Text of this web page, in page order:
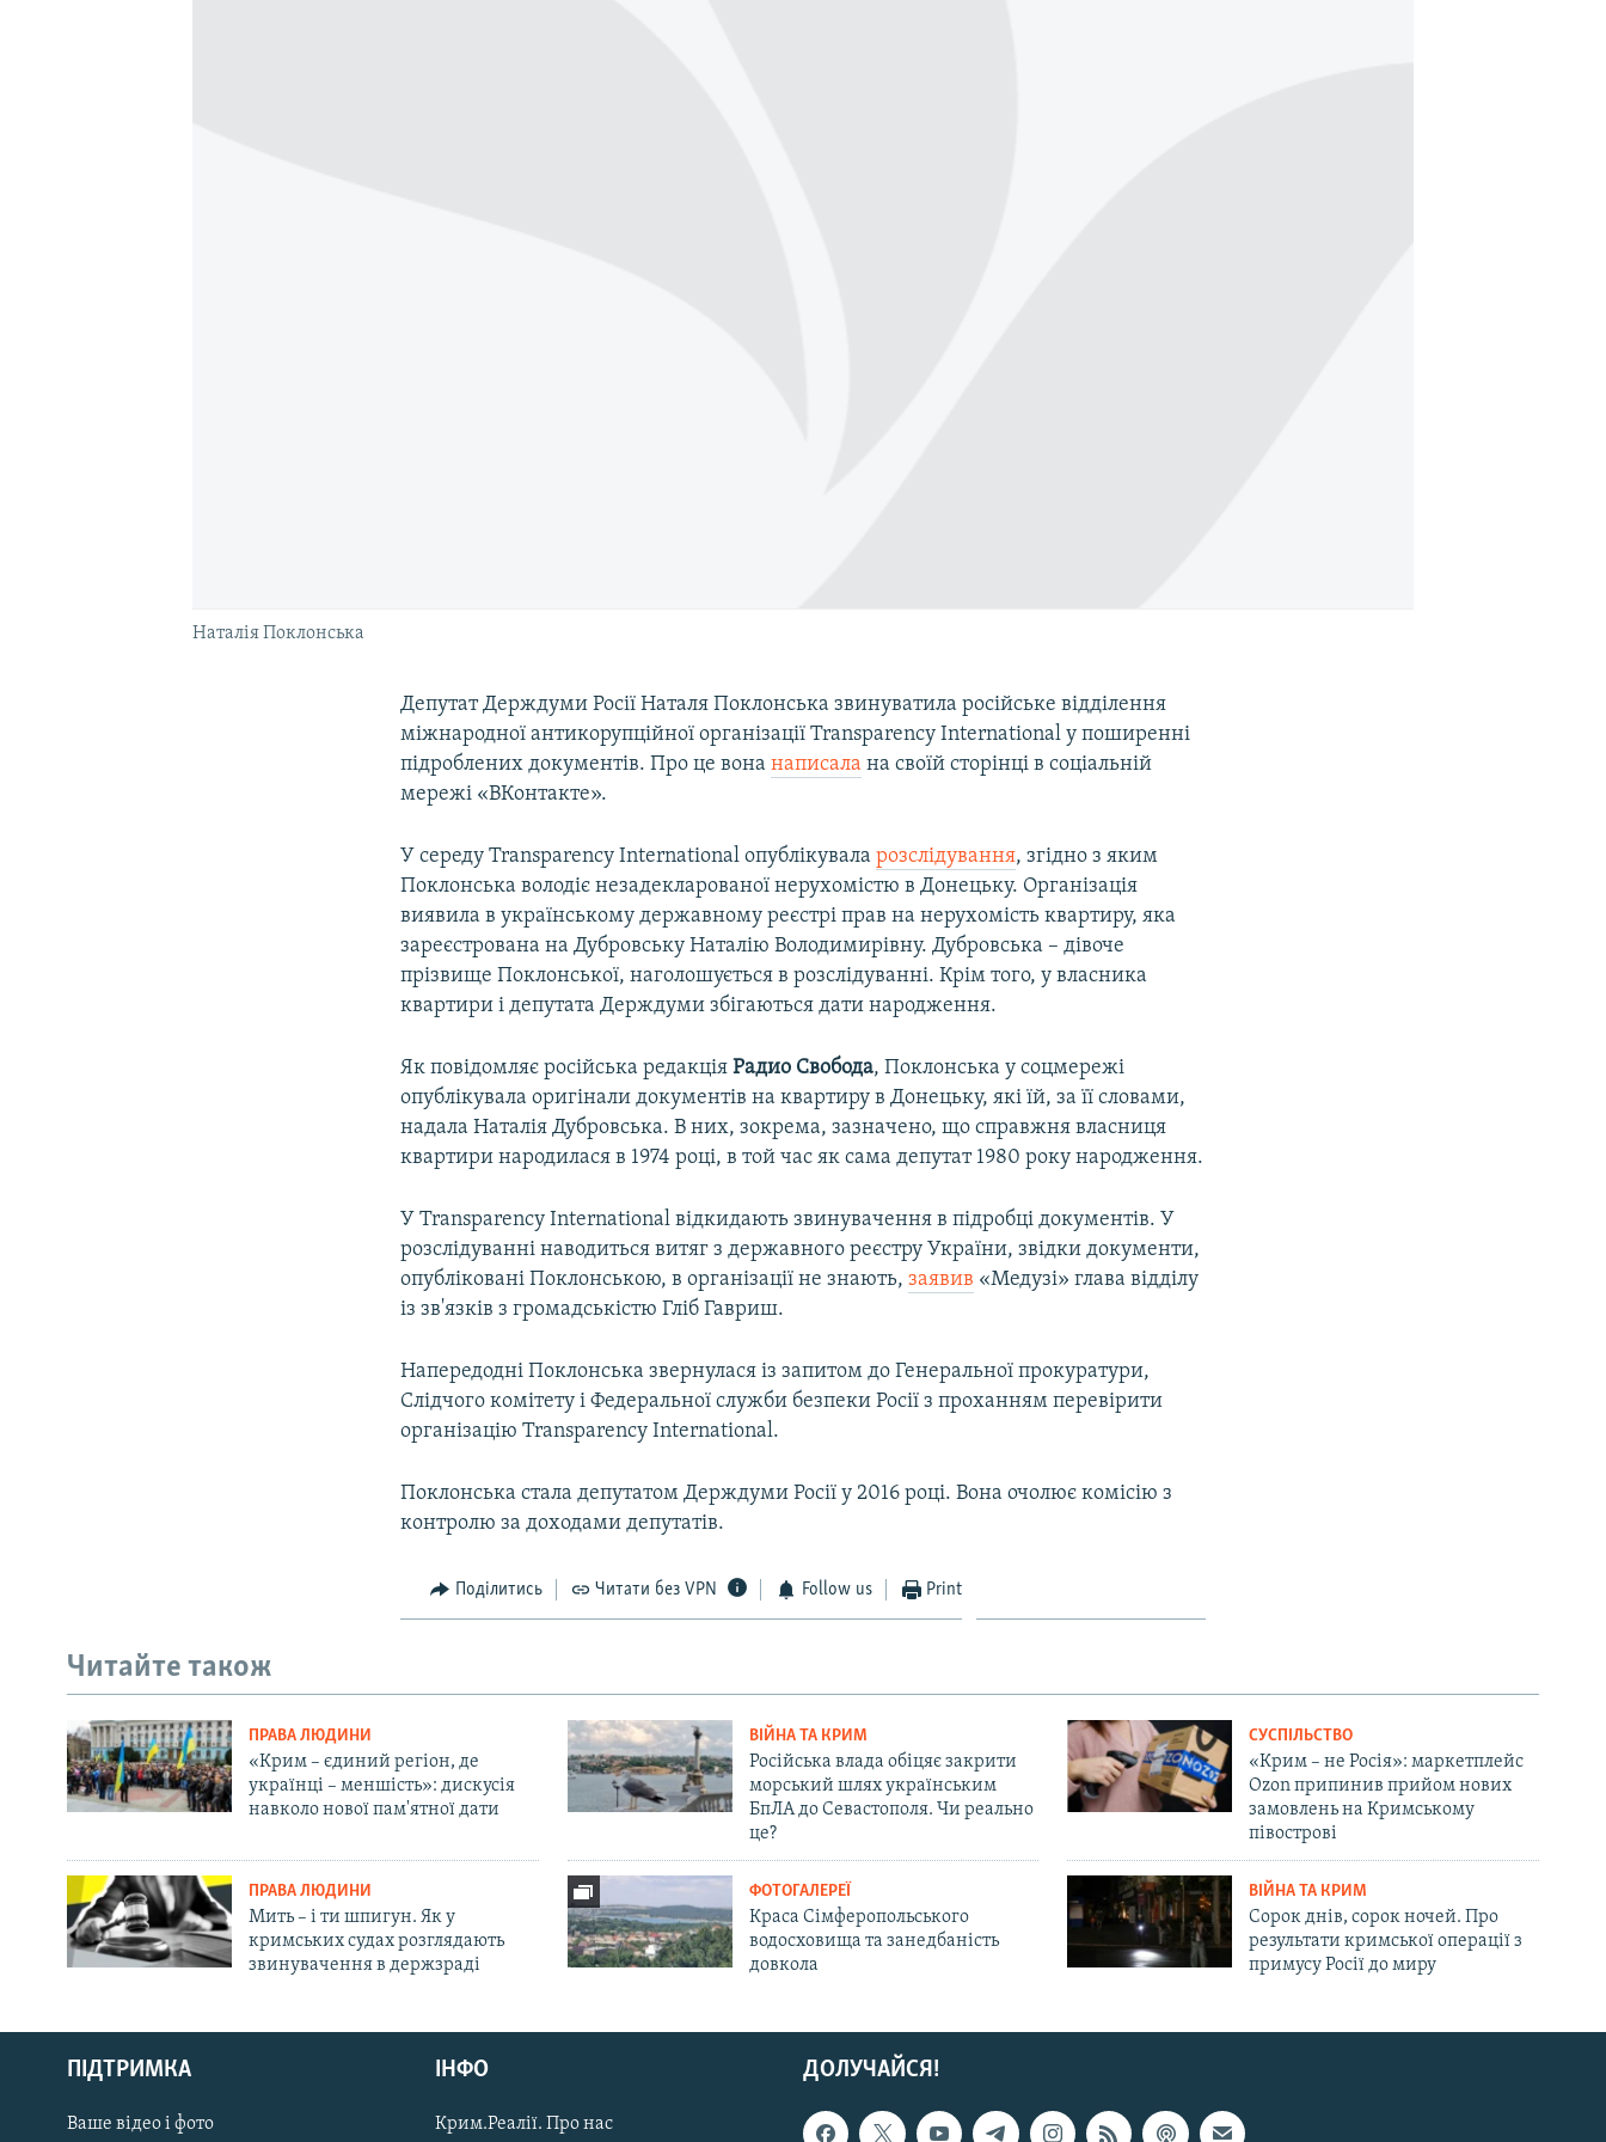
Русский
Qırımtatar
ДОЛУЧАЙСЯ!
Наталія Поклонська
Депутат Держдуми Росії Наталя Поклонська звинуватила російське відділення
міжнародної антикорупційної організації Transparency International у поширенні
підроблених документів. Про це вонанаписала на своїй сторінці в соціальній
мережі «ВКонтакте».
У середу Transparency International опублікуваларозслідування, згідно з яким
Поклонська володіє незадекларованої нерухомістю в Донецьку. Організація
виявила в українському державному реєстрі прав на нерухомість квартиру, яка
зареєстрована на Дубровську Наталію Володимирівну. Дубровська – дівоче
прізвище Поклонської, наголошується в розслідуванні. Крім того, у власника
квартири і депутата Держдуми збігаються дати народження.
Як повідомляє російська редакціяРадио Свобода, Поклонська у соцмережі
опублікувала оригінали документів на квартиру в Донецьку, які їй, за її словами,
надала Наталія Дубровська. В них, зокрема, зазначено, що справжня власниця
квартири народилася в 1974 році, в той час як сама депутат 1980 року народження.
У Transparency International відкидають звинувачення в підробці документів. У
розслідуванні наводиться витяг з державного реєстру України, звідки документи,
опубліковані Поклонською, в організації не знають,заявив «Медузі» глава відділу
із зв'язків з громадськістю Гліб Гавриш.
Напередодні Поклонська звернулася із запитом до Генеральної прокуратури,
Слідчого комітету і Федеральної служби безпеки Росії з проханням перевірити
організацію Transparency International.
Поклонська стала депутатом Держдуми Росії у 2016 році. Вона очолює комісію з
контролю за доходами депутатів.
Поділитись Читати без VPN Follow us Print
Читайте також
ПРАВА ЛЮДИНИ
«Крим – єдиний регіон, де
українці – меншість»: дискусія
навколо нової пам'ятної дати
ВІЙНА ТА КРИМ
Російська влада обіцяє закрити
морський шлях українським
БпЛА до Севастополя. Чи реально
це?
СУСПІЛЬСТВО
«Крим – не Росія»: маркетплейс
Ozon припинив прийом нових
замовлень на Кримському
півострові
ПРАВА ЛЮДИНИ
Мить – і ти шпигун. Як у
кримських судах розглядають
звинувачення в держзраді
ФОТОГАЛЕРЕЇ
Краса Сімферопольського
водосховища та занедбаність
довкола
ВІЙНА ТА КРИМ
Сорок днів, сорок ночей. Про
результати кримської операції з
примусу Росії до миру
ДОЛУЧАЙСЯ!
ПІДТРИМКА
Ваше відео і фото
ІНФО
Крим.Реалії. Про нас